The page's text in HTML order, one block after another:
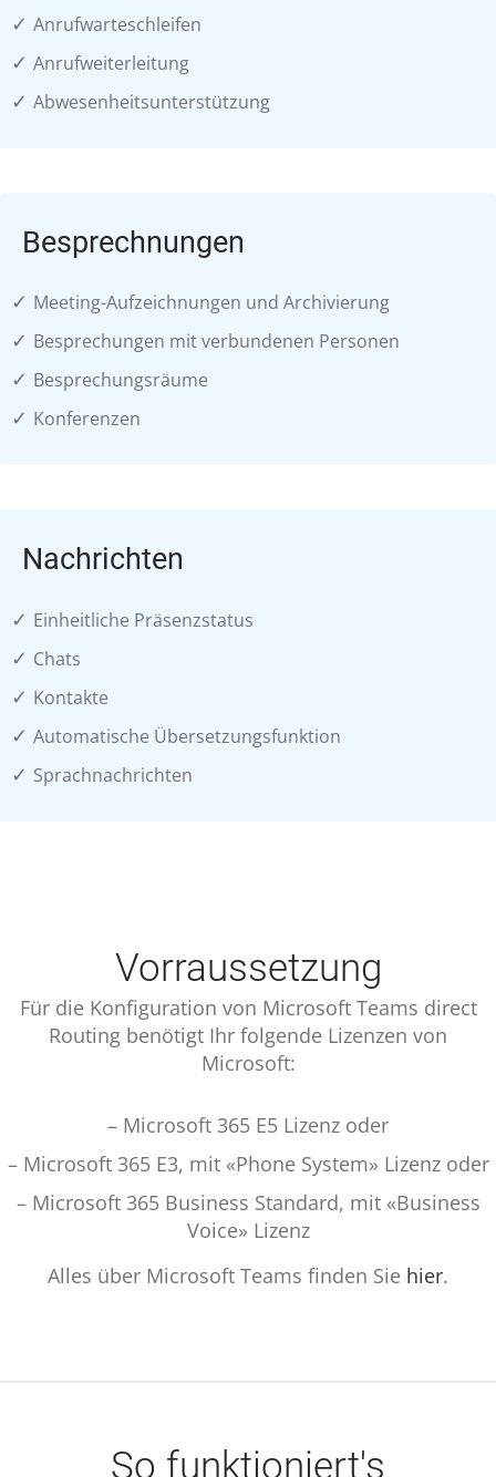
✓ Anrufwarteschleifen
✓ Anrufweiterleitung
✓ Abwesenheitsunterstützung
Besprechnungen
✓ Meeting-Aufzeichnungen und Archivierung
✓ Besprechungen mit verbundenen Personen
✓ Besprechungsräume
✓ Konferenzen
Nachrichten
✓ Einheitliche Präsenzstatus
✓ Chats
✓ Kontakte
✓ Automatische Übersetzungsfunktion
✓ Sprachnachrichten
Vorraussetzung
Für die Konfiguration von Microsoft Teams direct
Routing benötigt Ihr folgende Lizenzen von
Microsoft:
– Microsoft 365 E5 Lizenz oder
– Microsoft 365 E3, mit «Phone System» Lizenz oder
– Microsoft 365 Business Standard, mit «Business
Voice» Lizenz
Alles über Microsoft Teams finden Sie hier.
So funktioniert's